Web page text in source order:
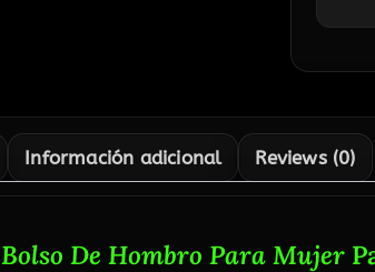
Información adicional Reviews (0)
Bolso De Hombro Para Mujer